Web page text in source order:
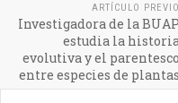
ARTÍCULO PREVIO
Investigadora de la BUAP
estudia la historia
evolutiva y el parentesco
entre especies de plantas